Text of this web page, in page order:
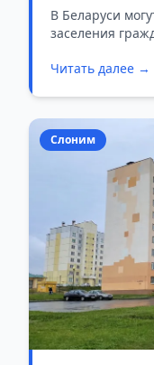
В Беларуси
заселения
Читать далее →
Слоним